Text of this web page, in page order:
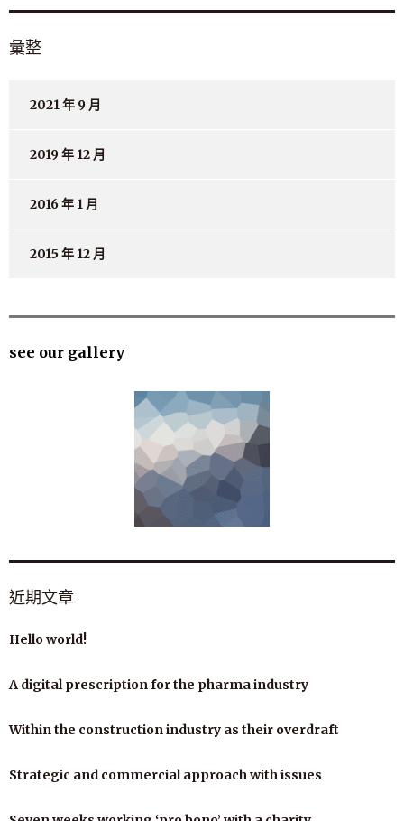
彙整
2021 年 9 月
2019 年 12 月
2016 年 1 月
2015 年 12 月
see our gallery
近期文章
Hello world!
A digital prescription for the pharma industry
Within the construction industry as their overdraft
Strategic and commercial approach with issues